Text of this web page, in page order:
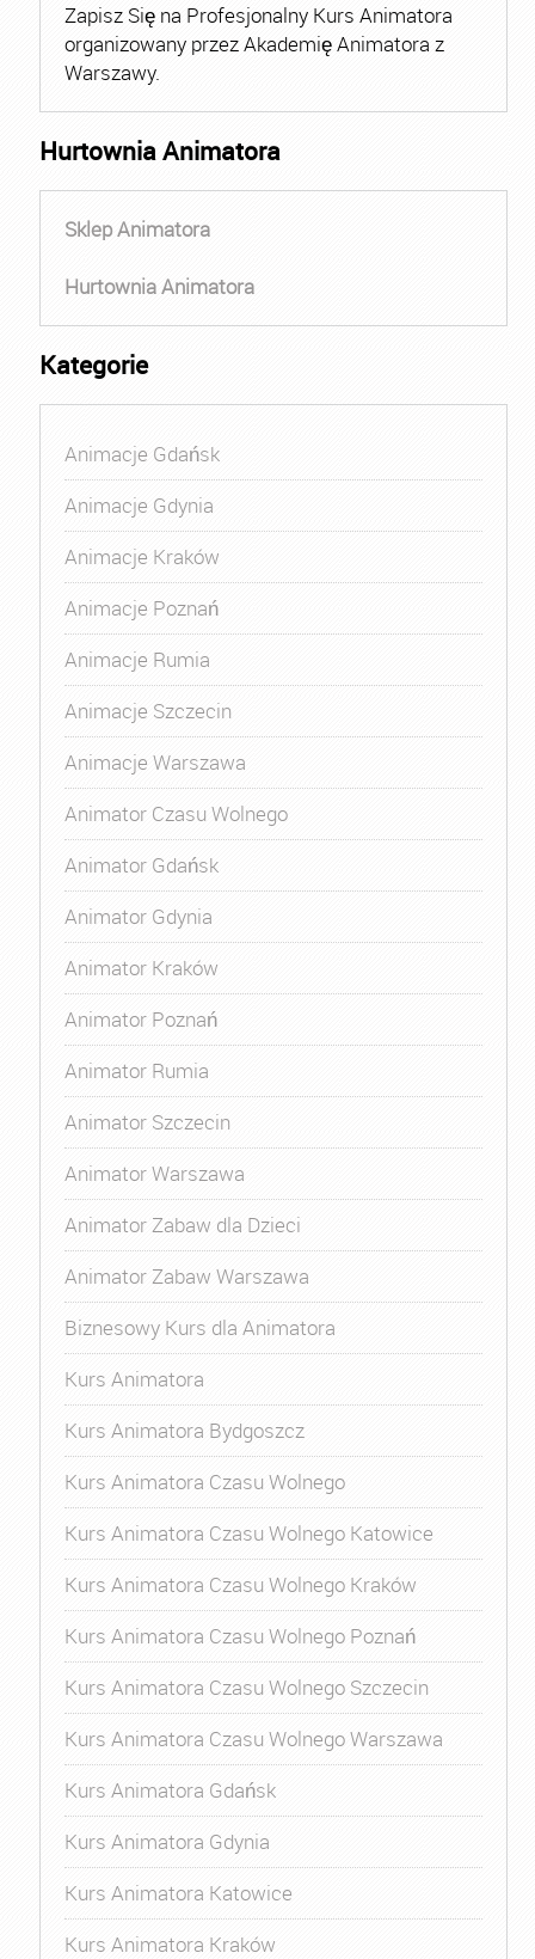
Zapisz Się na Profesjonalny Kurs Animatora
organizowany przez Akademię Animatora z
Warszawy.
Hurtownia Animatora
Sklep Animatora
Hurtownia Animatora
Kategorie
Animacje Gdańsk
Animacje Gdynia
Animacje Kraków
Animacje Poznań
Animacje Rumia
Animacje Szczecin
Animacje Warszawa
Animator Czasu Wolnego
Animator Gdańsk
Animator Gdynia
Animator Kraków
Animator Poznań
Animator Rumia
Animator Szczecin
Animator Warszawa
Animator Zabaw dla Dzieci
Animator Zabaw Warszawa
Biznesowy Kurs dla Animatora
Kurs Animatora
Kurs Animatora Bydgoszcz
Kurs Animatora Czasu Wolnego
Kurs Animatora Czasu Wolnego Katowice
Kurs Animatora Czasu Wolnego Kraków
Kurs Animatora Czasu Wolnego Poznań
Kurs Animatora Czasu Wolnego Szczecin
Kurs Animatora Czasu Wolnego Warszawa
Kurs Animatora Gdańsk
Kurs Animatora Gdynia
Kurs Animatora Katowice
Kurs Animatora Kraków